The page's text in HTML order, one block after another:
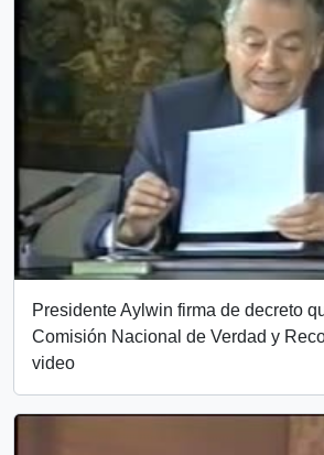
Presidente Aylwin firma de decreto
Comisión Nacional de Verdad y
video